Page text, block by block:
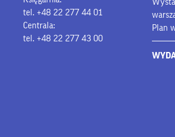
tel. +48 22 277 44 01
Centrala:
tel. +48 22 277 43 00
Plan